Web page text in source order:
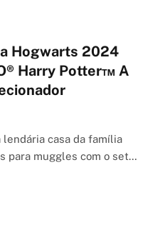
Hogwarts 2024
Harry Potter™ A
lendária casa da família
para muggles com o set…